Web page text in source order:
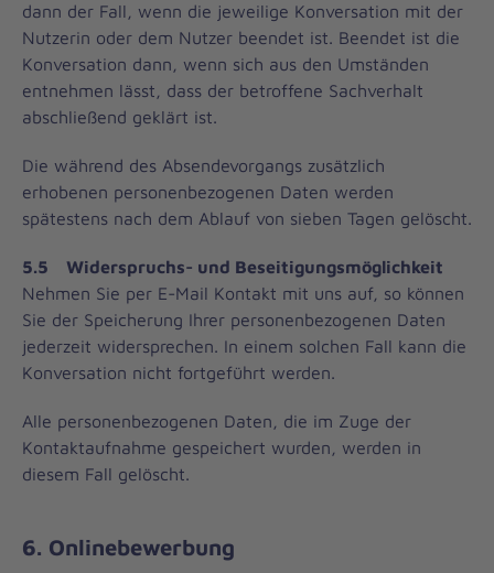
dann der Fall, wenn die jeweilige Konversation mit der
Nutzerin oder dem Nutzer beendet ist. Beendet ist die
Konversation dann, wenn sich aus den Umständen
entnehmen lässt, dass der betroffene Sachverhalt
abschließend geklärt ist.
Die während des Absendevorgangs zusätzlich
erhobenen personenbezogenen Daten werden
spätestens nach dem Ablauf von sieben Tagen gelöscht.
5.5 Widerspruchs- und Beseitigungsmöglichkeit
Nehmen Sie per E-Mail Kontakt mit uns auf, so können
Sie der Speicherung Ihrer personenbezogenen Daten
jederzeit widersprechen. In einem solchen Fall kann die
Konversation nicht fortgeführt werden.
Alle personenbezogenen Daten, die im Zuge der
Kontaktaufnahme gespeichert wurden, werden in
diesem Fall gelöscht.
6. Onlinebewerbung